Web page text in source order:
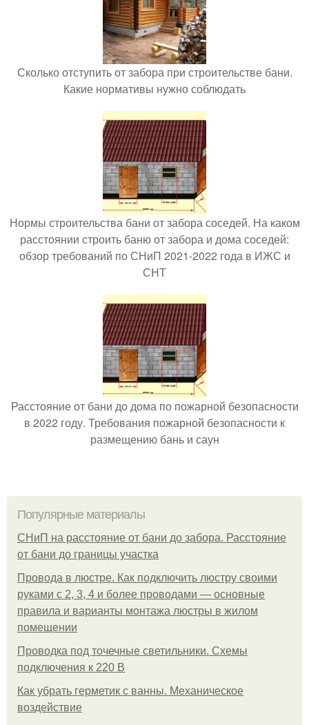
Сколько отступить от забора при строительстве бани.
Какие нормативы нужно соблюдать
Нормы строительства бани от забора соседей. На каком
расстоянии строить баню от забора и дома соседей:
обзор требований по СНиП 2021-2022 года в ИЖС и
СНТ
Расстояние от бани до дома по пожарной безопасности
в 2022 году. Требования пожарной безопасности к
размещению бань и саун
Популярные материалы
СНиП на расстояние от бани до забора. Расстояние
от бани до границы участка
Провода в люстре. Как подключить люстру своими
руками с 2, 3, 4 и более проводами — основные
правила и варианты монтажа люстры в жилом
помещении
Проводка под точечные светильники. Схемы
подключения к 220 В
Как убрать герметик с ванны. Механическое
воздействие